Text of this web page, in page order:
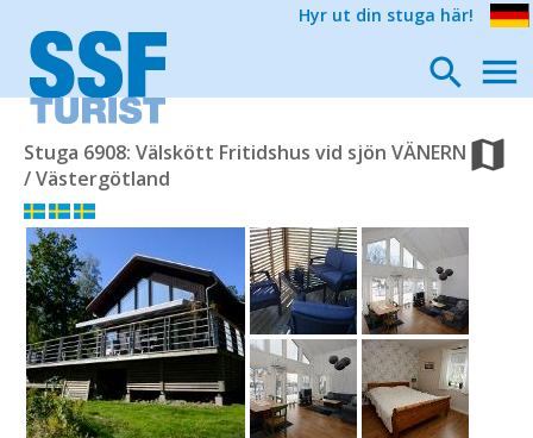
Hyr ut din stuga här!
Stuga 6908: Välskött Fritidshus vid sjön VÄNERN
/ Västergötland